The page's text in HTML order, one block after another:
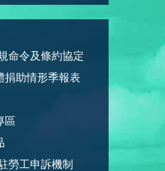
命令及條約協定
捐助情形季報表
區
勞工申訴機制